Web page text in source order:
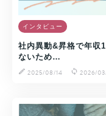
インタビュー
社内異動&昇格で年収
ないため…
2025/08/14
2026/